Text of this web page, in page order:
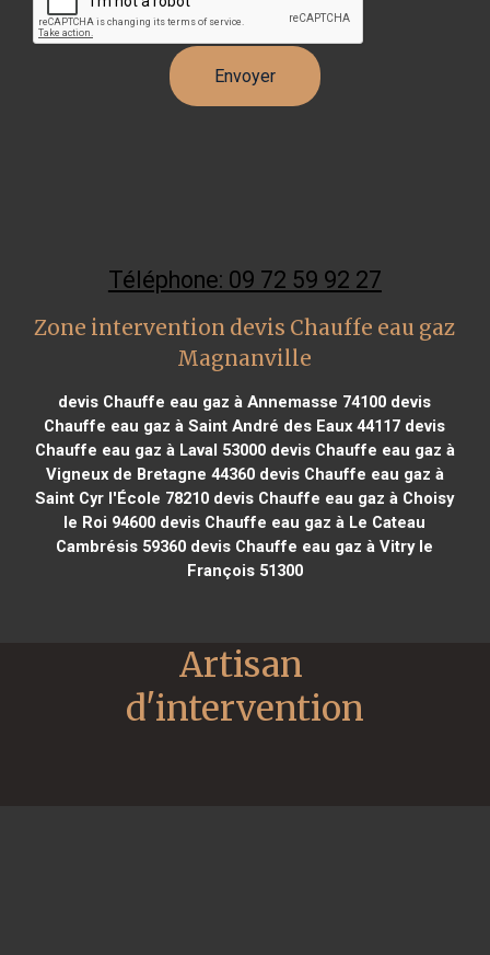
Téléphone: 09 72 59 92 27
Zone intervention devis Chauffe eau gaz
Magnanville
devis Chauffe eau gaz à Annemasse 74100 devis
Chauffe eau gaz à Saint André des Eaux 44117 devis
Chauffe eau gaz à Laval 53000devis Chauffe eau gaz à
Vigneux de Bretagne 44360devis Chauffe eau gaz à
Saint Cyr l'École 78210 devis Chauffe eau gaz à Choisy
le Roi 94600 devis Chauffe eau gaz à Le Cateau
Cambrésis 59360 devis Chauffe eau gaz à Vitry le
François 51300
Artisan
d'intervention